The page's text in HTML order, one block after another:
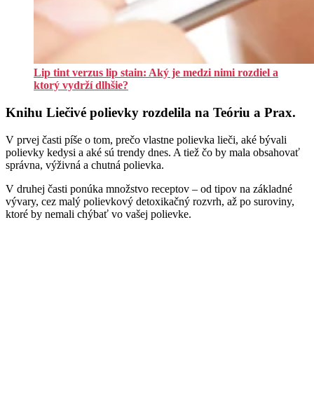
Lip tint verzus lip stain: Aký je medzi nimi rozdiel a
ktorý vydrží dlhšie?
Knihu Liečivé polievky rozdelila na Teóriu a Prax.
V prvej časti píše o tom, prečo vlastne polievka lieči, aké bývali
polievky kedysi a aké sú trendy dnes. A tiež čo by mala obsahovať
správna, výživná a chutná polievka.
V druhej časti ponúka množstvo receptov – od tipov na základné
vývary, cez malý polievkový detoxikačný rozvrh, až po suroviny,
ktoré by nemali chýbať vo vašej polievke.